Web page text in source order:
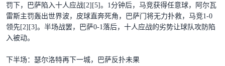
罚下，巴萨陷入十人应战[2][5]。1分钟后，马竞获得任意球，阿尔瓦
雷斯主罚轰出世界波，皮球直奔死角，巴萨门将无力扑救，马竞1-0
领先[2][3]。半场战罢，巴萨0-1落后，十人应战的劣势让球队攻防陷
入被动。
下半场：瑟尔洛特再下一城，巴萨反扑未果